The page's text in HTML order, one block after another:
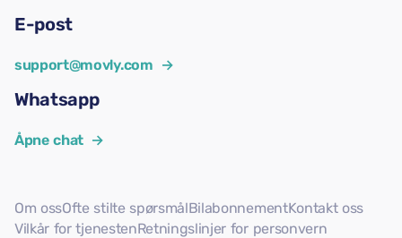
E-post
support@movly.com →
Whatsapp
Åpne chat →
Om ossOfte stilte spørsmålBilabonnementKontakt oss
Vilkår for tjenestenRetningslinjer for personvern